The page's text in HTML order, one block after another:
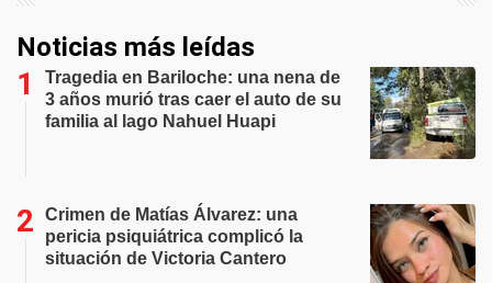
Noticias más leídas
Tragedia en Bariloche: una nena de
3 años murió tras caer el auto de su
familia al lago Nahuel Huapi
Crimen de Matías Álvarez: una
pericia psiquiátrica complicó la
situación de Victoria Cantero